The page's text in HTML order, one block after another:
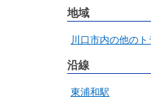
地域
川口市内の他の
沿線
東浦和駅